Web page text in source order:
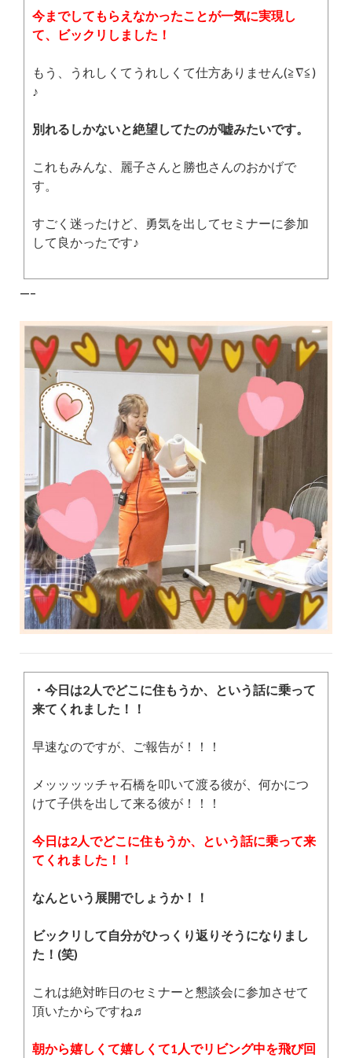
今までしてもらえなかったことが一気に実現し
て、ビックリしました！
もう、うれしくてうれしくて仕方ありません(≧∇≦)
♪
別れるしかないと絶望してたのが嘘みたいです。
これもみんな、麗子さんと勝也さんのおかげで
す。
すごく迷ったけど、勇気を出してセミナーに参加
して良かったです♪
—–
・今日は2人でどこに住もうか、という話に乗って
来てくれました！！
早速なのですが、ご報告が！！！
メッッッッチャ石橋を叩いて渡る彼が、何かにつ
けて子供を出して来る彼が！！！
今日は2人でどこに住もうか、という話に乗って来
てくれました！！
なんという展開でしょうか！！
ビックリして自分がひっくり返りそうになりまし
た！(笑)
これは絶対昨日のセミナーと懇談会に参加させて
頂いたからですね♬
朝から嬉しくて嬉しくて1人でリビング中を飛び回